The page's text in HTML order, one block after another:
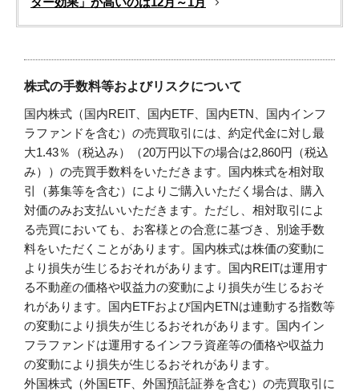
株式の手数料等およびリスクについて
国内株式（国内REIT、国内ETF、国内ETN、国内インフ
ラファンドを含む）の売買取引には、約定代金に対し最
大1.43％（税込み）（20万円以下の場合は2,860円（税込
み））の売買手数料をいただきます。国内株式を相対取
引（募集等を含む）によりご購入いただく場合は、購入
対価のみお支払いいただきます。ただし、相対取引によ
る売買においても、お客様との合意に基づき、別途手数
料をいただくことがあります。国内株式は株価の変動に
より損失が生じるおそれがあります。国内REITは運用す
る不動産の価格や収益力の変動により損失が生じるおそ
れがあります。国内ETFおよび国内ETNは連動する指数等
の変動により損失が生じるおそれがあります。国内イン
フラファンドは運用するインフラ資産等の価格や収益力
の変動により損失が生じるおそれがあります。
外国株式（外国ETF、外国預託証券を含む）の売買取引に